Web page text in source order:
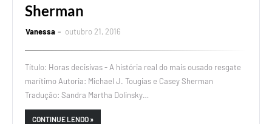
Sherman
Vanessa outubro 21, 2016
Título: Horas decisivas - A história real do mais ousado resgate
marítimo Autoria: Michael J. Tougias e Casey Sherman
Tradução: Sandra Martha Dolinsky…
CONTINUE LENDO »